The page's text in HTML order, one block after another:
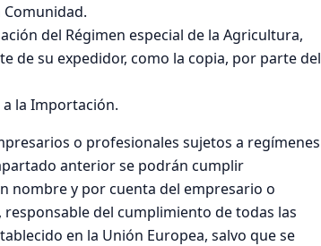
del Régimen especial de la Agricultura,
de su expedidor, como la copia, por parte del
la Importación.
o profesionales sujetos a regímenes
anterior se podrán cumplir
nombre y por cuenta del empresario o
del cumplimiento de todas las
en la Unión Europea, salvo que se